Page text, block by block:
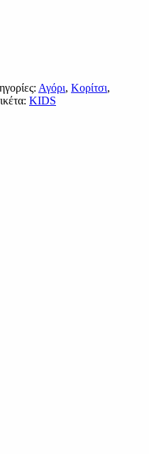
Αγόρι, Κορίτσι,
KIDS